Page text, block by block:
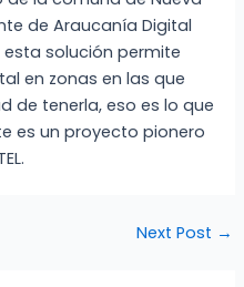
de Araucanía Digital
esta solución permite
en zonas en las que
de tenerla, eso es lo que
es un proyecto pionero
Next Post →